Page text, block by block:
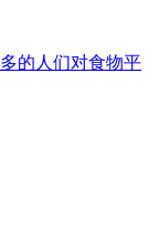
多的人们对食物平